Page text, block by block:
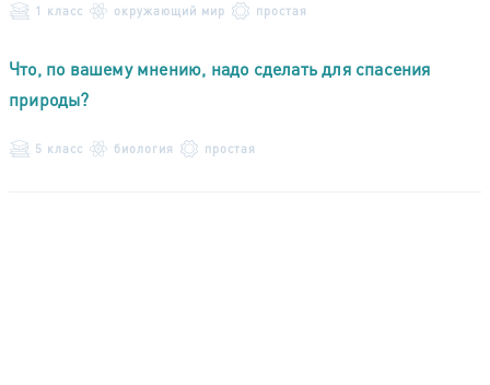
1 класс окружающий мир простая
Что, по вашему мнению, надо сделать для спасения
природы?
5 класс биология простая